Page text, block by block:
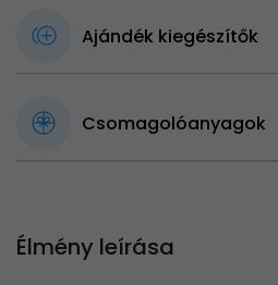
Ajándék kiegészítők
Csomagolóanyagok
Élmény leírása